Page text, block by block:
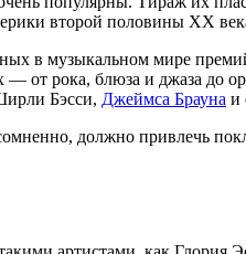
второй половины XX
в музыкальном мире
от рока, блюза и джаза до
Бэсси, Джеймса Брауна и
должно привлечь